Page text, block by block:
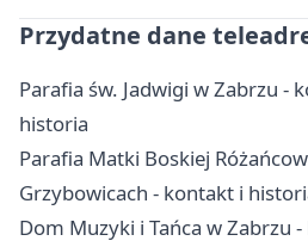
Przydatne dane
Parafia św. Jadwigi w Zabrzu -
historia
Parafia Matki Boskiej
Grzybowicach - kontakt i
Dom Muzyki i Tańca w Zabrzu